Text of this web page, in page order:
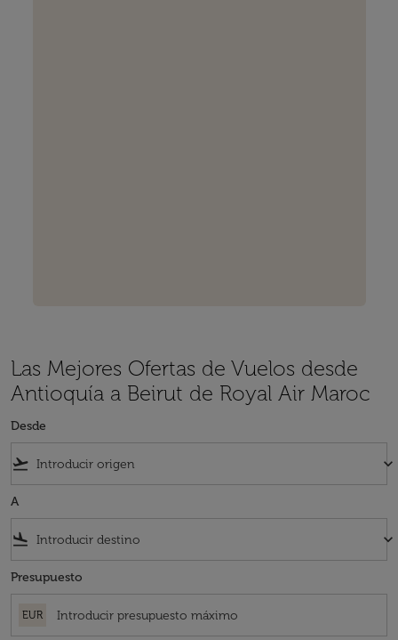
Las Mejores Ofertas de Vuelos desde
Antioquía a Beirut de Royal Air Maroc
Desde
flight_takeoff keyboard_arrow_down
A
flight_land keyboard_arrow_down
Presupuesto
EUR